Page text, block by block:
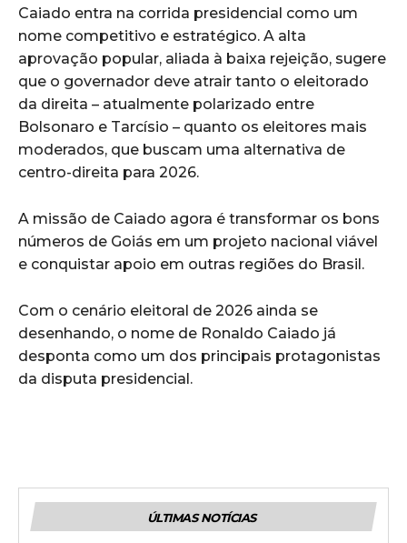
Caiado entra na corrida presidencial como um
nome competitivo e estratégico. A alta
aprovação popular, aliada à baixa rejeição, sugere
que o governador deve atrair tanto o eleitorado
da direita – atualmente polarizado entre
Bolsonaro e Tarcísio – quanto os eleitores mais
moderados, que buscam uma alternativa de
centro-direita para 2026.
A missão de Caiado agora é transformar os bons
números de Goiás em um projeto nacional viável
e conquistar apoio em outras regiões do Brasil.
Com o cenário eleitoral de 2026 ainda se
desenhando, o nome de Ronaldo Caiado já
desponta como um dos principais protagonistas
da disputa presidencial.
ÚLTIMAS NOTÍCIAS